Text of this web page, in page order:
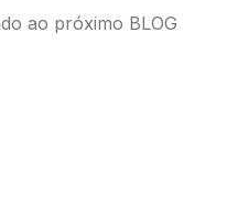
ao próximo BLOG